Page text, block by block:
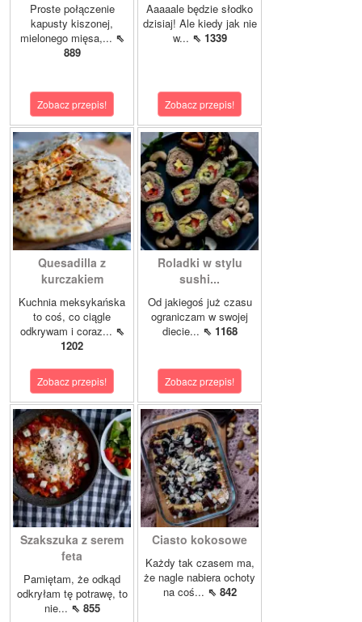
Proste połączenie
kapusty kiszonej,
mielonego mięsa,... ⇖
889
Zobacz przepis!
Aaaaale będzie słodko
dzisiaj! Ale kiedy jak nie
w... ⇖ 1339
Zobacz przepis!
Quesadilla z
kurczakiem
Kuchnia meksykańska
to coś, co ciągle
odkrywam i coraz... ⇖
1202
Zobacz przepis!
Roladki w stylu
sushi...
Od jakiegoś już czasu
ograniczam w swojej
diecie... ⇖ 1168
Zobacz przepis!
Szakszuka z serem
feta
Pamiętam, że odkąd
odkryłam tę potrawę, to
nie... ⇖ 855
Ciasto kokosowe
Każdy tak czasem ma,
że nagle nabiera ochoty
na coś... ⇖ 842